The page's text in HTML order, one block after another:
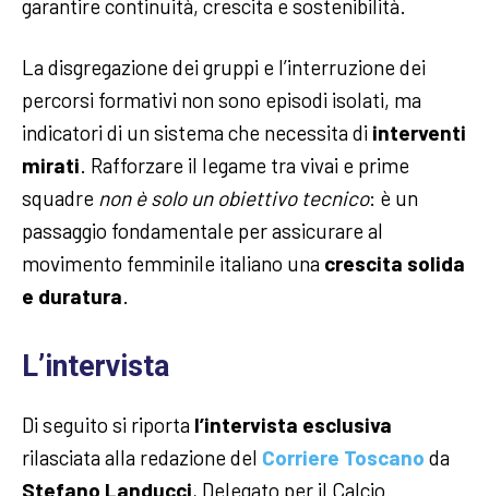
garantire continuità, crescita e sostenibilità.
La disgregazione dei gruppi e l’interruzione dei
percorsi formativi non sono episodi isolati, ma
indicatori di un sistema che necessita di interventi
mirati. Rafforzare il legame tra vivai e prime
squadre non è solo un obiettivo tecnico: è un
passaggio fondamentale per assicurare al
movimento femminile italiano una crescita solida
e duratura.
L’intervista
Di seguito si riporta l’intervista esclusiva
rilasciata alla redazione del Corriere Toscano da
Stefano Landucci, Delegato per il Calcio